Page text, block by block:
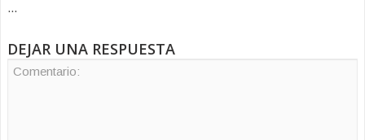
...
DEJAR UNA RESPUESTA